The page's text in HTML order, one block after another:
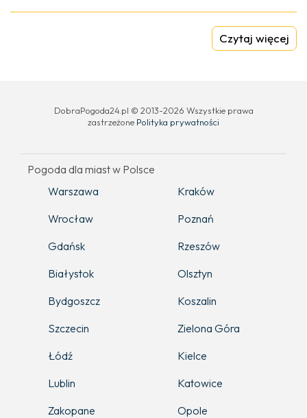
Czytaj więcej
DobraPogoda24.pl © 2013-2026 Wszystkie prawa
zastrzeżone Polityka prywatności
Pogoda dla miast w Polsce
Warszawa
Kraków
Wrocław
Poznań
Gdańsk
Rzeszów
Białystok
Olsztyn
Bydgoszcz
Koszalin
Szczecin
Zielona Góra
Łódź
Kielce
Lublin
Katowice
Zakopane
Opole